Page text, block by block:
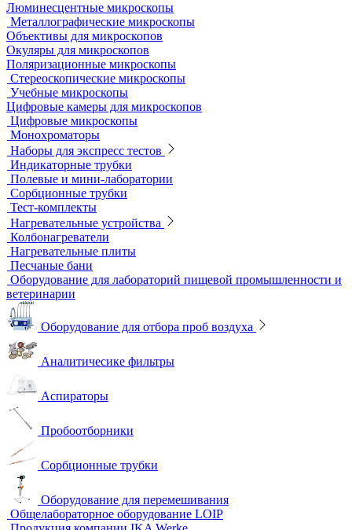
Жидкостные термостаты и криостаты
Лабораторная посуда
Воронки делительные
Колбы
Мерная посуда
Посуда общего назначения
Центрифужные пробирки
Микроскопы
Инвертируемые микроскопы
Комплектующие к микроскопам
Лабораторные микроскопы
Люминесцентные микроскопы
Металлографические микроскопы
Объективы для микроскопов
Окуляры для микроскопов
Поляризационные микроскопы
Стереоскопические микроскопы
Учебные микроскопы
Цифровые камеры для микроскопов
Цифровые микроскопы
Монохроматоры
Наборы для экспресс тестов
Индикаторные трубки
Полевые и мини-лаборатории
Сорбционные трубки
Тест-комплекты
Нагревательные устройства
Колбонагреватели
Нагревательные плиты
Песчаные бани
Оборудование для лабораторий пищевой промышленности и
ветеринарии
Оборудование для отбора проб воздуха